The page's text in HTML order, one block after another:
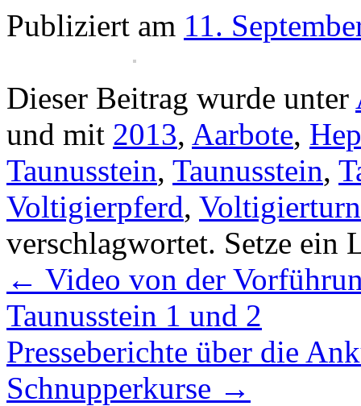
Publiziert am 11.
Dieser Beitrag wurde unter
und mit 2013, Aarbote,
Taunusstein, Taunusstein,
Voltigierpferd,
verschlagwortet. Setze ein
← Video von der
Taunusstein 1 und 2
Presseberichte über die
Schnupperkurse →